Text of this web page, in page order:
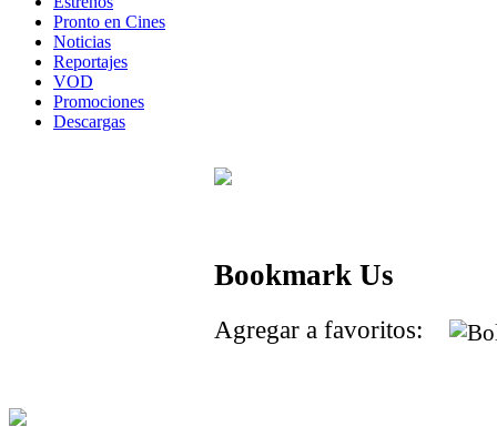
Pronto en Cines
Noticias
Reportajes
VOD
Promociones
Descargas
Bookmark Us
Agregar a favoritos: